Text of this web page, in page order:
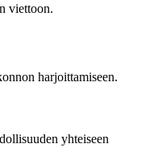
viettoon.
harjoittamiseen.
yhteiseen